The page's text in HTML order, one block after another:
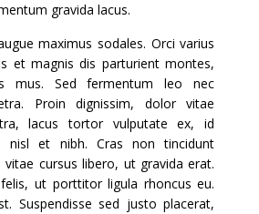
gravida lacus.
maximus sodales. Orci varius
et magnis dis parturient montes,
mus. Sed fermentum leo nec
Proin dignissim, dolor vitae
lacus tortor vulputate ex, id
nisl et nibh. Cras non tincidunt
vitae cursus libero, ut gravida erat.
ut porttitor ligula rhoncus eu.
Suspendisse sed justo placerat,